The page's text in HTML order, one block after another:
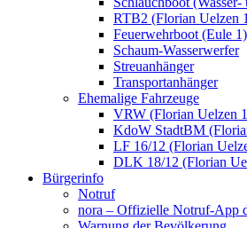
RTB2 (Florian Uelzen
Feuerwehrboot (Eule 1)
Schaum-Wasserwerfer
Streuanhänger
Transportanhänger
Ehemalige Fahrzeuge
VRW (Florian Uelzen
KdoW StadtBM
LF 16/12 (Florian
DLK 18/12 (Florian
Bürgerinfo
Notruf
nora – Offizielle Notruf-App